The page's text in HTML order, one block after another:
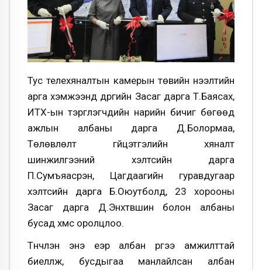
Тус телехяналтын камерын төвийн нээлтийн
арга хэмжээнд дүүргийн Засаг дарга Т.Баясах,
ИТХ-ын тэргүүлэгчдийн нарийн бичиг бөгөөд
ажлын албаны дарга Д.Болормаа,
Төлөвлөлт гүйцэтгэлийн хяналт
шинжилгээний хэлтсийн дарга
П.Сумъяасүрэн, Цагдаагийн гуравдугаар
хэлтсийн дарга Б.Оюутболд, 23 хорооны
Засаг дарга Д.Энхтүвшин болон албаны
бусад хүмүүс оролцлоо.
Түүнчлэн энэ үеэр албан үүргээ амжилттай
биелүүлж, бусдыгаа манлайлсан албан